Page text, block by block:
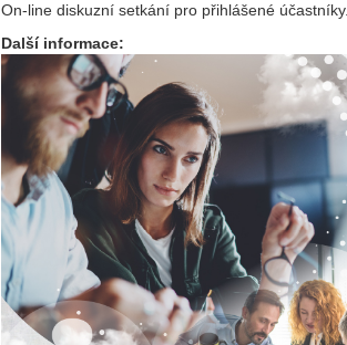
On-line diskuzní setkání pro přihlášené účastníky.
Další informace: